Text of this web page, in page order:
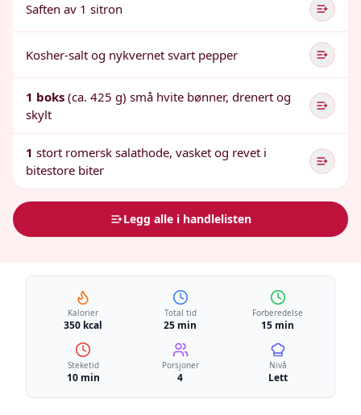
Saften av 1 sitron
Kosher-salt og nykvernet svart pepper
1 boks (ca. 425 g) små hvite bønner, drenert og
skylt
1 stort romersk salathode, vasket og revet i
bitestore biter
Legg alle i handlelisten
Kalorier
350 kcal
Total tid
25 min
Forberedelse
15 min
Steketid
10 min
Porsjoner
4
Nivå
Lett